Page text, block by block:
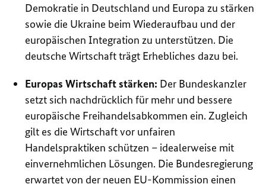
Demokratie in Deutschland und Europa zu stärken
sowie die Ukraine beim Wiederaufbau und der
europäischen Integration zu unterstützen. Die
deutsche Wirtschaft trägt Erhebliches dazu bei.
Europas Wirtschaft stärken: Der Bundeskanzler
setzt sich nachdrücklich für mehr und bessere
europäische Freihandelsabkommen ein. Zugleich
gilt es die Wirtschaft vor unfairen
Handelspraktiken schützen – idealerweise mit
einvernehmlichen Lösungen. Die Bundesregierung
erwartet von der neuen EU-Kommission einen